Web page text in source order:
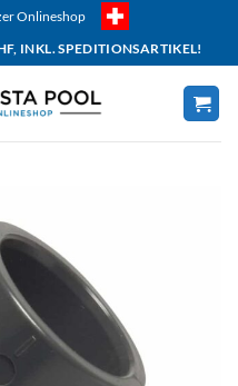
Onlineshop
INKL. SPEDITIONSARTIKEL!